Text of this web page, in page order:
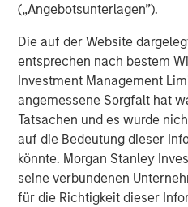
(„Angebotsunterlagen”).
Die auf der Website
entsprechen nach bestem
Investment Management
angemessene Sorgfalt hat
Tatsachen und es wurde
auf die Bedeutung dieser
könnte. Morgan Stanley
seine verbundenen
für die Richtigkeit dieser
and Edwards Super Food
which operated as Foodtown
an M.B.A and a B.A. from
Morgan Stanley advised
this transaction.
About Morgan Stanley